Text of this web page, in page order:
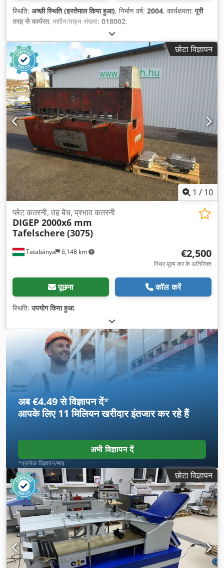
स्थिति: अच्छी स्थिति (इस्तेमाल किया हुआ), निर्माण वर्ष: 2004, कार्यक्षमता:पूरी
तरह से कार्यरत, मशीन/वाहन संख्या: 018002,
छोटा विज्ञापन
1 / 10
Tatabánya 6,148 km
प्लेट कतरनी, तह बेंच, प्रभाव कतरनी
DIGEP 2000x6 mm
Tafelschere (3075)
€2,500
स्थिर मूल्य कर के अतिरिक्त
पूछना कॉल करें
स्थिति:उपयोग किया हुआ,
अब €4.49 से विज्ञापन दें*
आपके लिए11 मिलियन खरीदारइंतजार कर रहे हैं
अभी विज्ञापन दें
*प्रत्येक विज्ञापन/माह
छोटा विज्ञापन